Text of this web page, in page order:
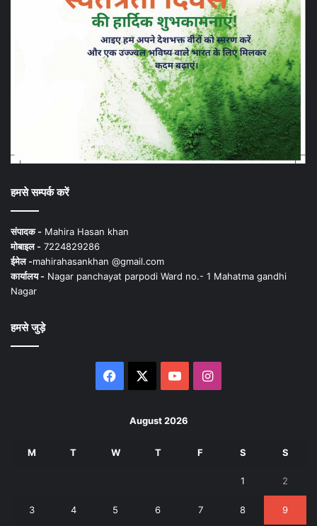
हमसे सम्पर्क करें
संपादक - Mahira Hasan khan
मोबाइल - 7224829286
ईमेल -mahirahasankhan @gmail.com
कार्यालय - Nagar panchayat parpodi Ward no.- 1 Mahatma gandhi
Nagar
हमसे जुड़े
Facebook YouTubeInstagram
August 2026
M T W T F S S
1 2
3 4 5 6 7 8 9